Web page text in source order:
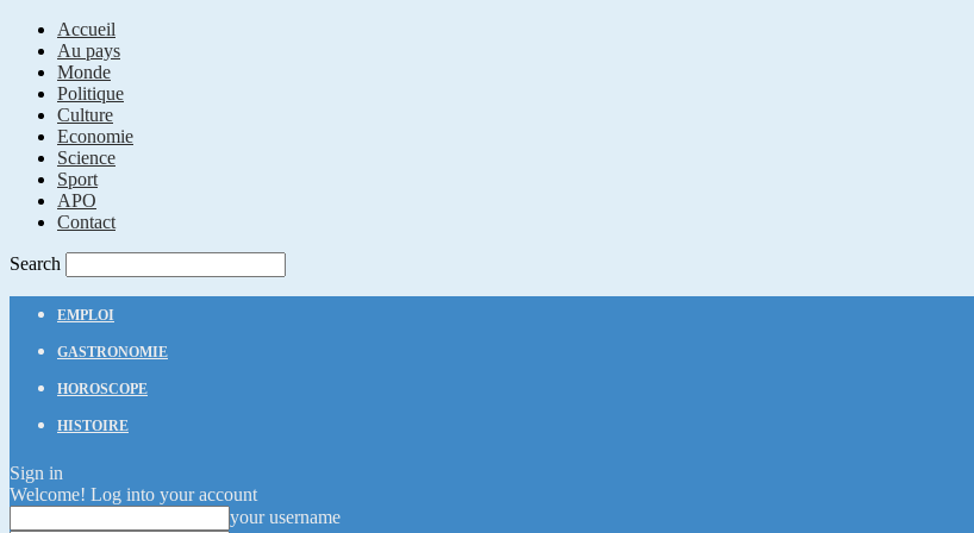
Accueil
Au pays
Monde
Politique
Culture
Economie
Science
Sport
APO
Contact
Search
EMPLOI
GASTRONOMIE
HOROSCOPE
HISTOIRE
Sign in
Welcome! Log into your account
your username